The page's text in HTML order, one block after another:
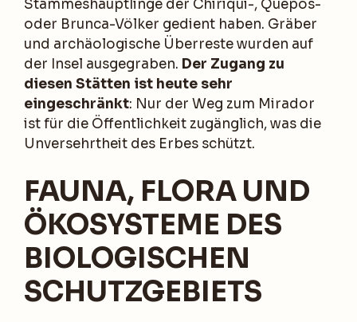
Stammeshäuptlinge der Chiriqui-, Quepos-
oder Brunca-Völker gedient haben. Gräber
und archäologische Überreste wurden auf
der Insel ausgegraben. Der Zugang zu
diesen Stätten ist heute sehr
eingeschränkt: Nur der Weg zum Mirador
ist für die Öffentlichkeit zugänglich, was die
Unversehrtheit des Erbes schützt.
FAUNA, FLORA UND
ÖKOSYSTEME DES
BIOLOGISCHEN
SCHUTZGEBIETS